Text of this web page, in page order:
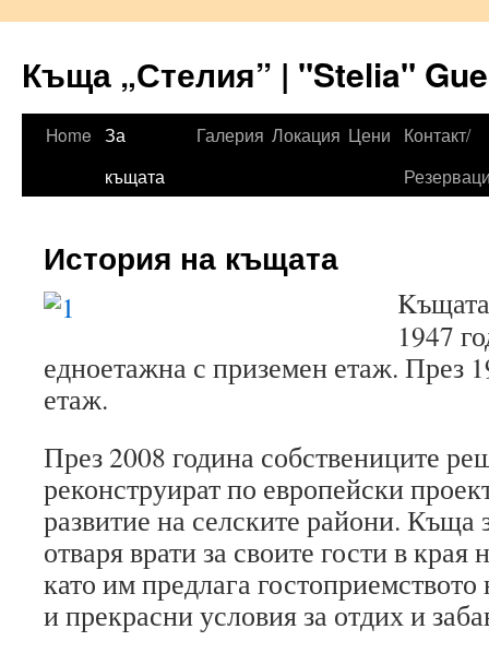
Къща „Стелия” | "Stelia"
Skip
Home За
къщата
Галерия Локация Цени
Контакт/
История на къщата
1947
едноетажна с приземен етаж. През
етаж.
През 2008 година собствениците
реконструират по европейски
развитие на селските райони. Къща
отваря врати за своите гости в
като им предлага
и прекрасни условия за отдих и